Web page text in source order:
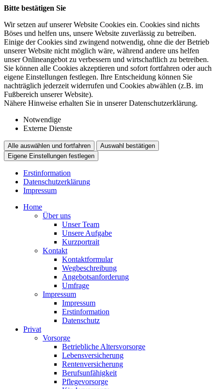
Bitte bestätigen Sie
Wir setzen auf unserer Website Cookies ein. Cookies sind nichts
Böses und helfen uns, unsere Website zuverlässig zu betreiben.
Einige der Cookies sind zwingend notwendig, ohne die der Betrieb
unserer Website nicht möglich wäre, während andere uns helfen
unser Onlineangebot zu verbessern und wirtschaftlich zu betreiben.
Sie können alle Cookies akzeptieren und sofort fortfahren oder auch
eigene Einstellungen festlegen. Ihre Entscheidung können Sie
nachträglich jederzeit widerrufen und Cookies abwählen (z.B. im
Fußbereich unserer Website).
Nähere Hinweise erhalten Sie in unserer Datenschutzerklärung.
Notwendige
Externe Dienste
Alle auswählen und fortfahren
Auswahl bestätigen
Eigene Einstellungen festlegen
Erstinformation
Datenschutzerklärung
Impressum
Home
Über uns
Unser Team
Unsere Aufgabe
Kurzportrait
Kontakt
Kontaktformular
Wegbeschreibung
Angebotsanforderung
Umfrage
Impressum
Impressum
Erstinformation
Datenschutz
Privat
Vorsorge
Betriebliche Altersvorsorge
Lebensversicherung
Rentenversicherung
Berufsunfähigkeit
Pflegevorsorge